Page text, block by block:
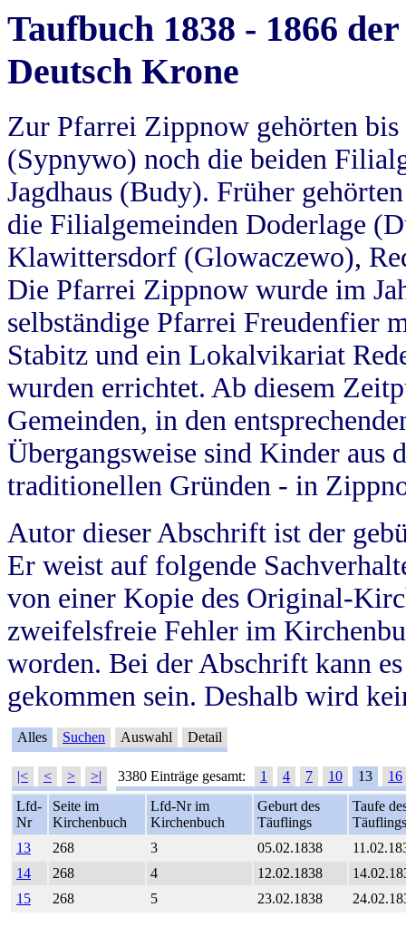
Taufbuch 1838 - 1866
Deutsch Krone
Zur Pfarrei Zippnow gehörten
(Sypnywo) noch die beiden
Jagdhaus (Budy). Früher
die Filialgemeinden Doderlage
Klawittersdorf (Glowaczewo),
Die Pfarrei Zippnow wurde im
selbständige Pfarrei Freudenfier
Stabitz und ein Lokalvikariat
wurden errichtet. Ab diesem
Gemeinden, in den
Übergangsweise sind Kinder aus
traditionellen Gründen - in
Autor dieser Abschrift ist der
Er weist auf folgende
von einer Kopie des Original-
zweifelsfreie Fehler im
worden. Bei der Abschrift kann
gekommen sein. Deshalb wird
Alles Suchen Auswahl Detail
|< < > >| 3380 Einträge gesamt: 1 4 7 10 13
16
Lfd-
Nr
Seite im
Kirchenbuch
Lfd-Nr im
Kirchenbuch
Geburt des
Täuflings
Taufe
Täuflings
13
268 3 05.02.1838
14
268 4 12.02.1838
15
268 5 23.02.1838